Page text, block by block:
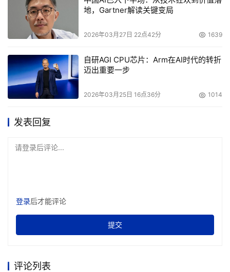
星在高端电视领域的持续探索。从QLED、Neo QLED、
Micro LED，再到Lifestyle系列，三星不仅尝试不断提升高
端电视显示技术的迭代飞跃，更试图通过革新电视形态，为
而三星对创新和研发的持续投入，也为其行业领导者地位奠
定了基础。据悉，在截止2020年之前的14年时间里，三星
不仅一直是全球顶级智能电视品牌，同时也一直蝉联全球最
三星仍会延续这一领导者地位，这也就意味着三星将连续第
15年登顶全球电视市场。
从产品制造全程减少碳足迹，另一方面则逐渐采用电视环保
入可再生塑料材质的太阳能遥控器，借助太阳光或室内灯光
地，Gartner解读关键变局
2026年03月27日 22点42分 1639
自研AGI CPU芯片：Arm在AI时代的转折
迈出重要一步
2026年03月25日 16点36分 1014
发表回复
请登录后评论...
登录后才能评论
提交
评论列表